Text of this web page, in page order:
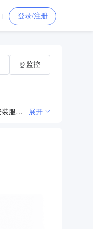
登录/注册
一般项目：技术服务、技术开发、技术咨询、技术交流、技术转让、技术推广；水环境污染防治服务；水污染治理；市政设施管理；普通机械设备安装服务；通用设备修理；信息咨询服务（不含许可类信息咨询服务）；信息技术咨询服务；通讯设备销售；五金产品批发；五金产品零售；专用设备修理；环保咨询服务；环境保护专用设备销售；电气设备销售；机械电气设备销售；照明器具销售；电子产品销售；家用电器零配件销售；太阳能热利用装备销售；特种设备销售；电线、电缆经营；计算机软硬件及辅助设备批发；计算机软硬件及辅助设备零售；化肥销售；肥料销售；饲料原料销售；饲料添加剂销售；环境应急技术装备销售；大气环境污染防治服务；环境监测专用仪器仪表销售；环境保护监测；货物进出口；技术进出口。（除依法须经批准的项目外，凭营业执照依法自主开展经营活动） 许可项目：建设工程施工；电气安装服务；建设工程设计。（依法须经批准的项目，经相关部门批准后方可开展经营活动，具体经营项目以相关部门批准文件或许可证件为准） 展开
监控